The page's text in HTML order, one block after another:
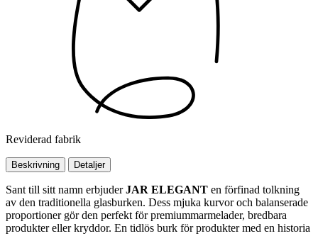
Reviderad fabrik
Beskrivning Detaljer
Sant till sitt namn erbjuderJAR ELEGANT en förfinad tolkning
av den traditionella glasburken. Dess mjuka kurvor och balanserade
proportioner gör den perfekt för premiummarmelader, bredbara
produkter eller kryddor. En tidlös burk för produkter med en historia